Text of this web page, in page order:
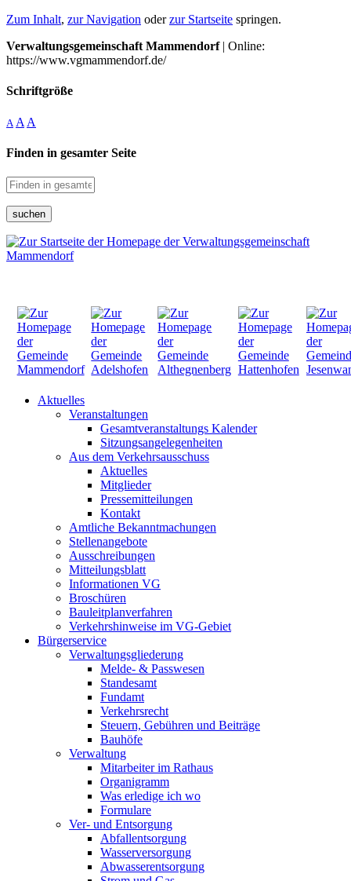
Zum Inhalt, zur Navigation oderzur Startseite springen.
Verwaltungsgemeinschaft Mammendorf| Online:
https://www.vgmammendorf.de/
Schriftgröße
A A A
Finden in gesamter Seite
suchen
Aktuelles
Veranstaltungen
Gesamtveranstaltungs Kalender
Sitzungsangelegenheiten
Aus dem Verkehrsausschuss
Aktuelles
Mitglieder
Pressemitteilungen
Kontakt
Amtliche Bekanntmachungen
Stellenangebote
Ausschreibungen
Mitteilungsblatt
Informationen VG
Broschüren
Bauleitplanverfahren
Verkehrshinweise im VG-Gebiet
Bürgerservice
Verwaltungsgliederung
Melde- & Passwesen
Standesamt
Fundamt
Verkehrsrecht
Steuern, Gebühren und Beiträge
Bauhöfe
Verwaltung
Mitarbeiter im Rathaus
Organigramm
Was erledige ich wo
Formulare
Ver- und Entsorgung
Abfallentsorgung
Wasserversorgung
Abwasserentsorgung